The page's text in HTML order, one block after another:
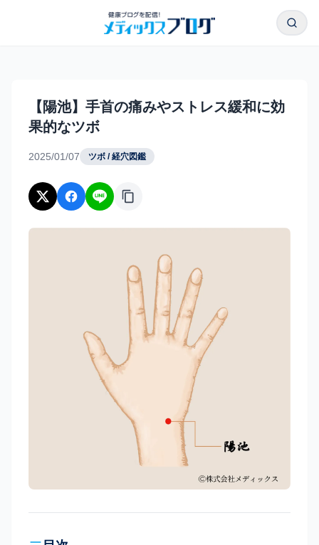
検索
【陽池】手首の痛みやストレス緩和に効
果的なツボ
2025/01/07 ツボ / 経穴図鑑